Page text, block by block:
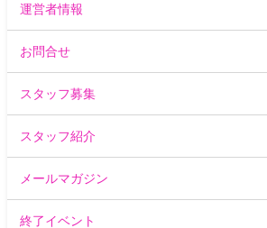
運営者情報
お問合せ
スタッフ募集
スタッフ紹介
メールマガジン
終了イベント